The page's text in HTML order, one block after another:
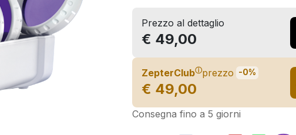
Prezzo al dettaglio
€ 49,00
ZepterClubⓘprezzo -0%
€ 49,00
Consegna fino a 5 giorni